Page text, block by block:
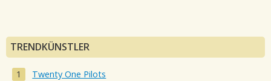
TRENDKÜNSTLER
Twenty One Pilots